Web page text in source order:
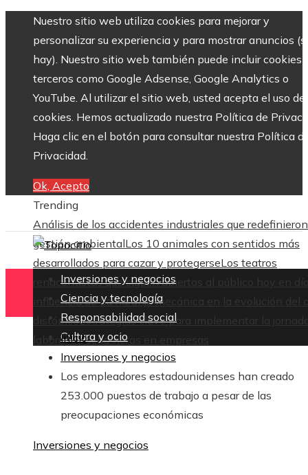
Nuestro sitio web utiliza cookies para mejorar y
personalizar su experiencia y para mostrar anuncios
hay). Nuestro sitio web también puede incluir cookies
terceros como Google Adsense, Google Analytics o
YouTube. Al utilizar el sitio web, usted acepta el uso de
cookies. Hemos actualizado nuestra Política de
Haga clic en el botón para consultar nuestra Política
Privacidad.
Ok, Acepto
Trending
Análisis de los accidentes industriales que
gestión ambientalLos 10 animales con sentidos más
desarrollados para cazar y protegerseLos teatros
renacentistas que siguen abiertos al público hoy en
influencia de La naranja mecánica en la evolución del
distópicoEstrategias clave para implementar la
laboral de ocho horas en empresas
Inversiones y negocios
Ciencia y tecnología
Responsabilidad social
Cultura y ocio
Inicio
Inversiones y negocios
Los empleadores estadounidenses han creado
253.000 puestos de trabajo a pesar de las
preocupaciones económicas
Inversiones y negocios